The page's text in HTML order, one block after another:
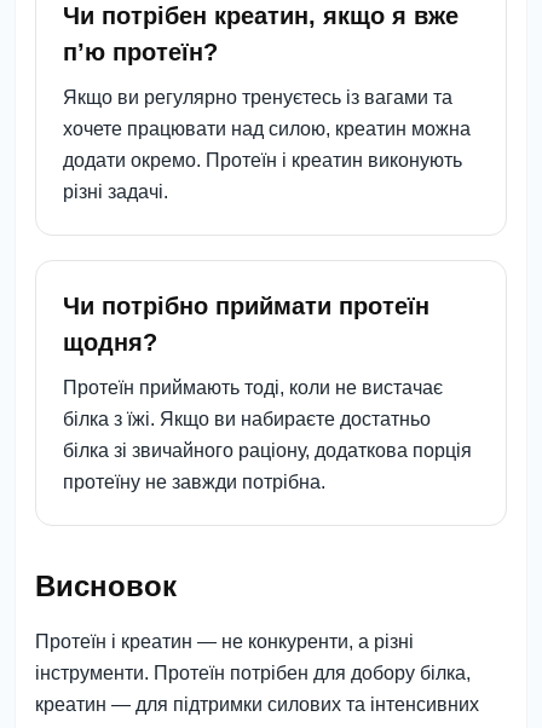
Чи потрібен креатин, якщо я вже
п’ю протеїн?
Якщо ви регулярно тренуєтесь із вагами та
хочете працювати над силою, креатин можна
додати окремо. Протеїн і креатин виконують
різні задачі.
Чи потрібно приймати протеїн
щодня?
Протеїн приймають тоді, коли не вистачає
білка з їжі. Якщо ви набираєте достатньо
білка зі звичайного раціону, додаткова порція
протеїну не завжди потрібна.
Висновок
Протеїн і креатин — не конкуренти, а різні
інструменти. Протеїн потрібен для добору білка,
креатин — для підтримки силових та інтенсивних